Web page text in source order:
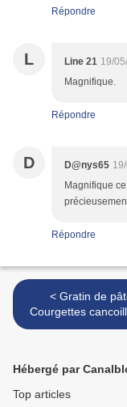
Répondre
L Line 21 19/
Magnifique.
Répondre
D D@nys65
Magnifique
Répondre
< Gratin de pâtes
Courgettes
Hébergé par
Top articles